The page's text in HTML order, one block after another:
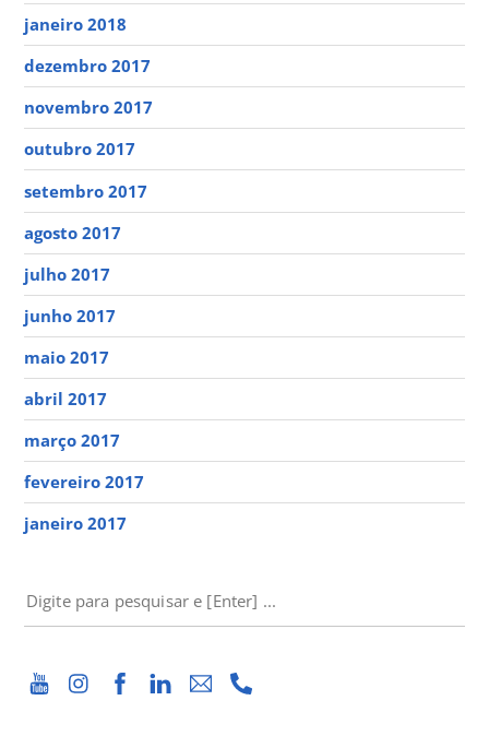
janeiro 2018
dezembro 2017
novembro 2017
outubro 2017
setembro 2017
agosto 2017
julho 2017
junho 2017
maio 2017
abril 2017
março 2017
fevereiro 2017
janeiro 2017
PESQUISAR